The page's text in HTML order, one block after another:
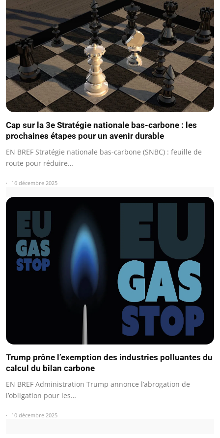
Cap sur la 3e Stratégie nationale bas-carbone : les
prochaines étapes pour un avenir durable
EN BREF Stratégie nationale bas-carbone (SNBC) : feuille de
route pour réduire…
16 décembre 2025
Trump prône l’exemption des industries polluantes du
calcul du bilan carbone
EN BREF Administration Trump annonce l’abrogation de
l’obligation pour les…
10 décembre 2025